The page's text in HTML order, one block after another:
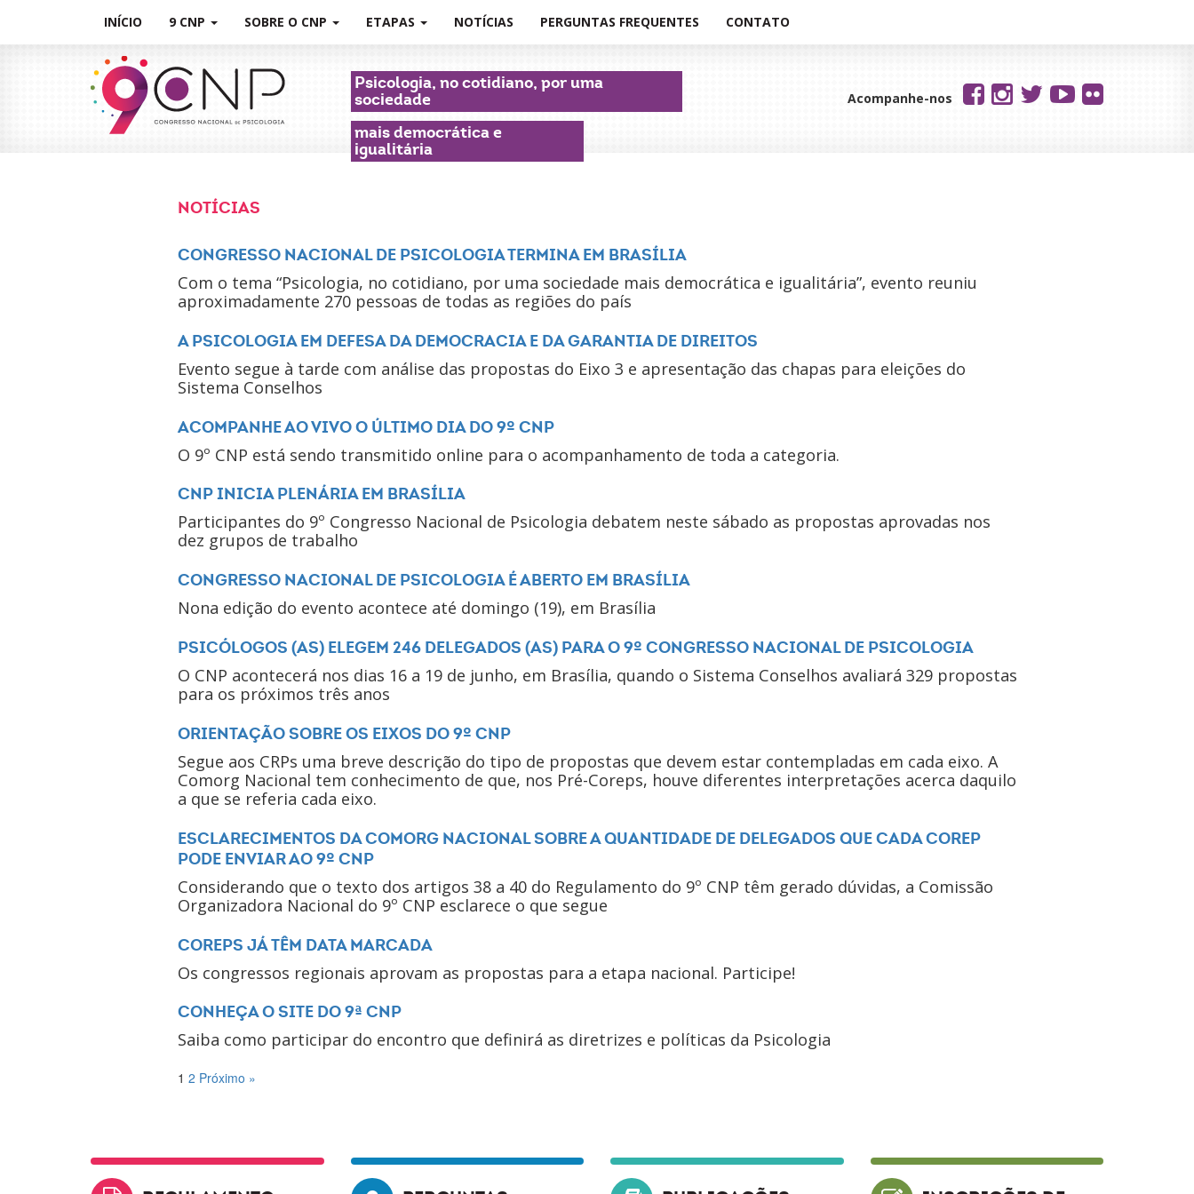
INÍCIO 9 CNP SOBRE O CNP ETAPAS NOTÍCIAS PERGUNTAS FREQUENTES CONTATO
Psicologia, no cotidiano, por uma
sociedade
mais democrática e
igualitária
Acompanhe-nos
NOTÍCIAS
CONGRESSO NACIONAL DE PSICOLOGIA TERMINA EM BRASÍLIA
Com o tema “Psicologia, no cotidiano, por uma sociedade mais democrática e igualitária”, evento reuniu
aproximadamente 270 pessoas de todas as regiões do país
A PSICOLOGIA EM DEFESA DA DEMOCRACIA E DA GARANTIA DE DIREITOS
Evento segue à tarde com análise das propostas do Eixo 3 e apresentação das chapas para eleições do
Sistema Conselhos
ACOMPANHE AO VIVO O ÚLTIMO DIA DO 9º CNP
O 9º CNP está sendo transmitido online para o acompanhamento de toda a categoria.
CNP INICIA PLENÁRIA EM BRASÍLIA
Participantes do 9º Congresso Nacional de Psicologia debatem neste sábado as propostas aprovadas nos
dez grupos de trabalho
CONGRESSO NACIONAL DE PSICOLOGIA É ABERTO EM BRASÍLIA
Nona edição do evento acontece até domingo (19), em Brasília
PSICÓLOGOS (AS) ELEGEM 246 DELEGADOS (AS) PARA O 9º CONGRESSO NACIONAL DE PSICOLOGIA
O CNP acontecerá nos dias 16 a 19 de junho, em Brasília, quando o Sistema Conselhos avaliará 329 propostas
para os próximos três anos
ORIENTAÇÃO SOBRE OS EIXOS DO 9º CNP
Segue aos CRPs uma breve descrição do tipo de propostas que devem estar contempladas em cada eixo. A
Comorg Nacional tem conhecimento de que, nos Pré-Coreps, houve diferentes interpretações acerca daquilo
a que se referia cada eixo.
ESCLARECIMENTOS DA COMORG NACIONAL SOBRE A QUANTIDADE DE DELEGADOS QUE CADA COREP
PODE ENVIAR AO 9º CNP
Considerando que o texto dos artigos 38 a 40 do Regulamento do 9º CNP têm gerado dúvidas, a Comissão
Organizadora Nacional do 9º CNP esclarece o que segue
COREPS JÁ TÊM DATA MARCADA
Os congressos regionais aprovam as propostas para a etapa nacional. Participe!
CONHEÇA O SITE DO 9ª CNP
Saiba como participar do encontro que definirá as diretrizes e políticas da Psicologia
1 2 Próximo »